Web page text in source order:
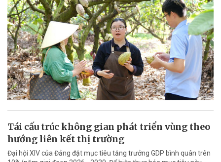
Tái cấu trúc không gian phát triển vùng theo
hướng liên kết thị trường
Đại hội XIV của Đảng đặt mục tiêu tăng trưởng GDP bình quân trên